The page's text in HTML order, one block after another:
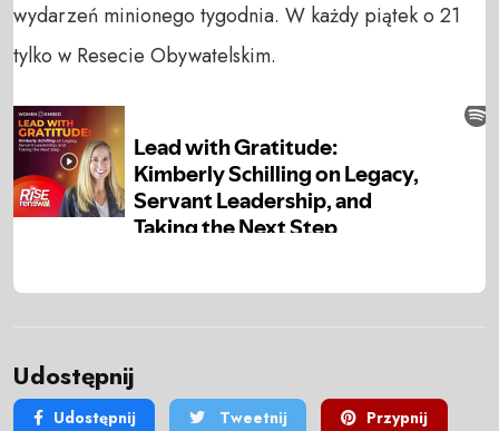
wydarzeń minionego tygodnia. W każdy piątek o 21
tylko w Resecie Obywatelskim.
Udostępnij
Udostępnij Tweetnij Przypnij